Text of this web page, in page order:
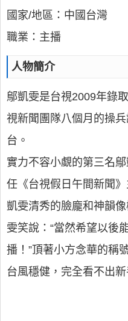
國家/地區：中國台灣
職業：主播
人物簡介
鄔凱雯是台視2009年錄
視新聞團隊八個月的操
台。
實力不容小覷的第三名
任《台視假日午間新聞
凱雯清秀的臉龐和神韻
雯笑說：“當然希望以後
播！”頂著小方念華的稱
台風穩健，完全看不出新